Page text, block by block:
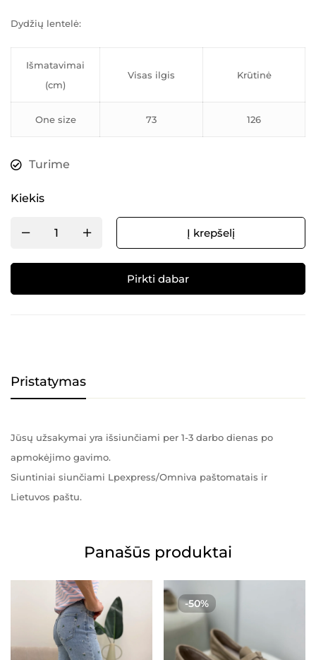
Dydžių lentelė:
Išmatavimai
(cm)
Visas ilgis Krūtinė
One size 73 126
Turime
Kiekis
Į krepšelį
Pirkti dabar
Pristatymas
Jūsų užsakymai yra išsiunčiami per 1-3 darbo dienas po
apmokėjimo gavimo.
Siuntiniai siunčiami Lpexpress/Omniva paštomatais ir
Lietuvos paštu.
Panašūs produktai
-50%